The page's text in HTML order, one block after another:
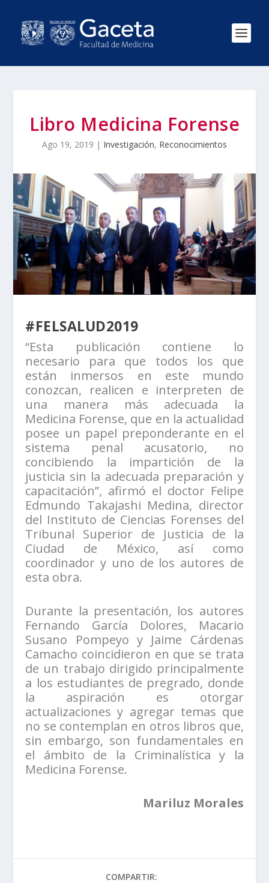
Libro Medicina Forense
Ago 19, 2019 | Investigación, Reconocimientos
#FELSALUD2019
“Esta publicación contiene lo
necesario para que todos los que
están inmersos en este mundo
conozcan, realicen e interpreten de
una manera más adecuada la
Medicina Forense, que en la actualidad
posee un papel preponderante en el
sistema penal acusatorio, no
concibiendo la impartición de la
justicia sin la adecuada preparación y
capacitación”, afirmó el doctor Felipe
Edmundo Takajashi Medina, director
del Instituto de Ciencias Forenses del
Tribunal Superior de Justicia de la
Ciudad de México, así como
coordinador y uno de los autores de
esta obra.
Durante la presentación, los autores
Fernando García Dolores, Macario
Susano Pompeyo y Jaime Cárdenas
Camacho coincidieron en que se trata
de un trabajo dirigido principalmente
a los estudiantes de pregrado, donde
la aspiración es otorgar
actualizaciones y agregar temas que
no se contemplan en otros libros que,
sin embargo, son fundamentales en
el ámbito de la Criminalística y la
Medicina Forense.
Mariluz Morales
COMPARTIR: